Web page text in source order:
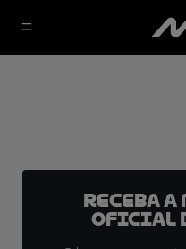
Receba
oficial